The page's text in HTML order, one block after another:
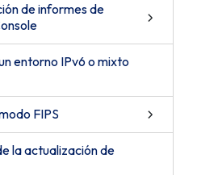
de informes de
entorno IPv6 o mixto
FIPS
la actualización de